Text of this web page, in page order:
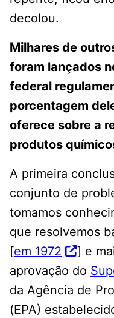
decolou.
Milhares de
foram lançados
federal
porcentagem
oferece sobre a
produtos
A primeira
conjunto de
tomamos
que resolvemos
[em 1972
] e
aprovação do
da Agência de
(EPA)